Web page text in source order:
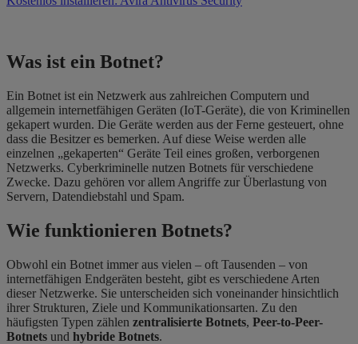
Was ist ein Botnet?
Ein Botnet ist ein Netzwerk aus zahlreichen Computern und
allgemein internetfähigen Geräten (IoT-Geräte), die von Kriminellen
gekapert wurden. Die Geräte werden aus der Ferne gesteuert, ohne
dass die Besitzer es bemerken. Auf diese Weise werden alle
einzelnen „gekaperten“ Geräte Teil eines großen, verborgenen
Netzwerks. Cyberkriminelle nutzen Botnets für verschiedene
Zwecke. Dazu gehören vor allem Angriffe zur Überlastung von
Servern, Datendiebstahl und Spam.
Wie funktionieren Botnets?
Obwohl ein Botnet immer aus vielen – oft Tausenden – von
internetfähigen Endgeräten besteht, gibt es verschiedene Arten
dieser Netzwerke. Sie unterscheiden sich voneinander hinsichtlich
ihrer Strukturen, Ziele und Kommunikationsarten. Zu den
häufigsten Typen zählen zentralisierte Botnets, Peer-to-Peer-
Botnets und hybride Botnets.